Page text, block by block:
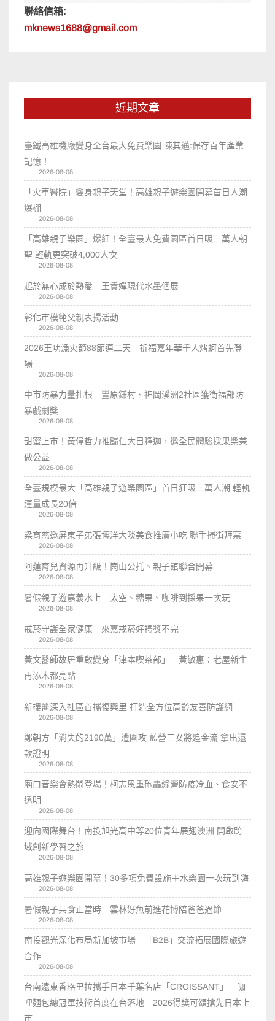
聯絡信箱:
mknews1688@gmail.com
近期文章
臺鐵高雄機廠變身全台最大免費樂園 陳其邁:保存百年產業
記憶！
2026-08-08
「火車醫院」變身親子天堂！高雄親子遊樂園開幕首日人潮
爆棚
2026-08-08
「高雄親子樂園」爆紅！全臺最大免費園區首日吸三萬人朝
聖 輕軌更突破4,000人次
2026-08-08
起於無心成於熱愛 王貴嬋現代水墨個展
2026-08-08
彰化市模範父親表揚活動
2026-08-08
2026王功漁火節88節連二天 祈福嘉年華千人烤蚵首先登
場
2026-08-08
中市防暴力量扎根 豐原鎌村、神岡溪洲2社區獲衛福部防
暴戲劇獎
2026-08-08
甜蜜上市！黃偉哲力推歸仁大目釋迦，邀全民體驗採果樂兼
做公益
2026-08-08
全臺規模最大「高雄親子遊樂園區」首日狂吸三萬人潮 輕軌
運量成長20倍
2026-08-08
梁育慈邀屏東子弟張博洋大啖美食推廣小吃 聯手掃街拜票
2026-08-08
阿蓮育兒資源再升級！崗山公托、親子館聯合開幕
2026-08-08
暑假親子遊嘉義水上 太空、糖果、咖啡到採果一次玩
2026-08-08
戒菸守護全家健康 來嘉戒菸好禮獎不完
2026-08-08
黃文醫師故居重啟變身「津本喫茶部」 黃敏惠：老屋新生
再添木都亮點
2026-08-08
新樓醫深入社區首攜復興里 打造全方位高齡友善防護網
2026-08-08
鄭朝方「消失的2190萬」遭圍攻 藍營三女將追金流 拿出還
款證明
2026-08-08
廟口音樂會熱鬧登場！柯志恩重砲轟綠營防疫冷血、食安不
透明
2026-08-08
迎向國際舞台！南投旭光高中等20位青年展翅澳洲 開啟跨
域創新學習之旅
2026-08-08
高雄親子遊樂園開幕！30多項免費設施＋水樂園一次玩到嗨
2026-08-08
暑假親子共食正當時 雲林好魚前進花博陪爸爸過節
2026-08-08
南投觀光深化布局新加坡市場 「B2B」交流拓展國際旅遊
合作
2026-08-08
台南遠東香格里拉攜手日本千葉名店「CROISSANT」 咖
哩麵包總冠軍技術首度在台落地 2026得獎可頌搶先日本上
市